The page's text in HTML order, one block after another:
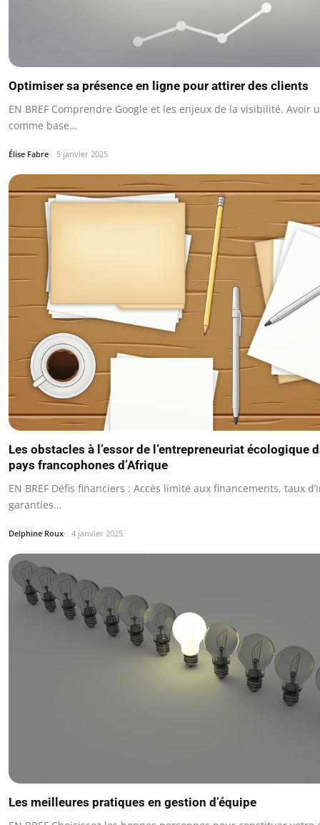
Optimiser sa présence en ligne pour attirer des clients
EN BREF Comprendre Google et les enjeux de la visibilité. Avoir
comme base…
Élise Fabre 5 janvier 2025
Les obstacles à l’essor de l’entrepreneuriat écologique
pays francophones d’Afrique
EN BREF Défis financiers : Accès limité aux financements, taux
garanties…
Delphine Roux 4 janvier 2025
Les meilleures pratiques en gestion d’équipe